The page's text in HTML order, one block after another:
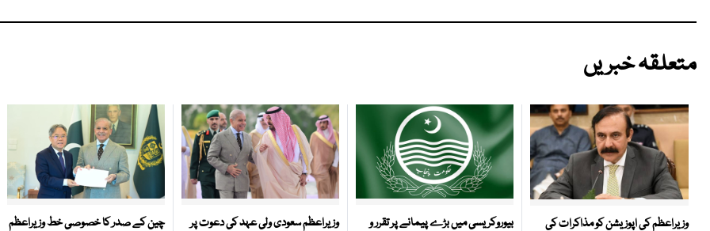
متعلقہ خبریں
وزیراعظم کی اپوزیشن کو مذاکرات کی
بیوروکریسی میں بڑے پیمانے پر تقرر و
وزیراعظم سعودی ولی عہد کی دعوت پر
چین کے صدر کا خصوصی خط وزیراعظم